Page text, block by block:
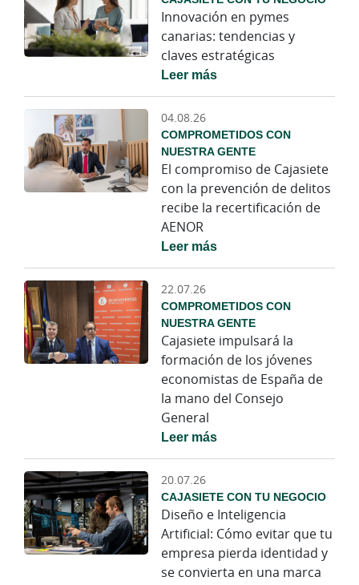
Innovación en pymes
canarias: tendencias y
claves estratégicas
Leer más
04.08.26
COMPROMETIDOS CON
NUESTRA GENTE
El compromiso de Cajasiete
con la prevención de delitos
recibe la recertificación de
AENOR
Leer más
22.07.26
COMPROMETIDOS CON
NUESTRA GENTE
Cajasiete impulsará la
formación de los jóvenes
economistas de España de
la mano del Consejo
General
Leer más
20.07.26
CAJASIETE CON TU NEGOCIO
Diseño e Inteligencia
Artificial: Cómo evitar que tu
empresa pierda identidad y
se convierta en una marca